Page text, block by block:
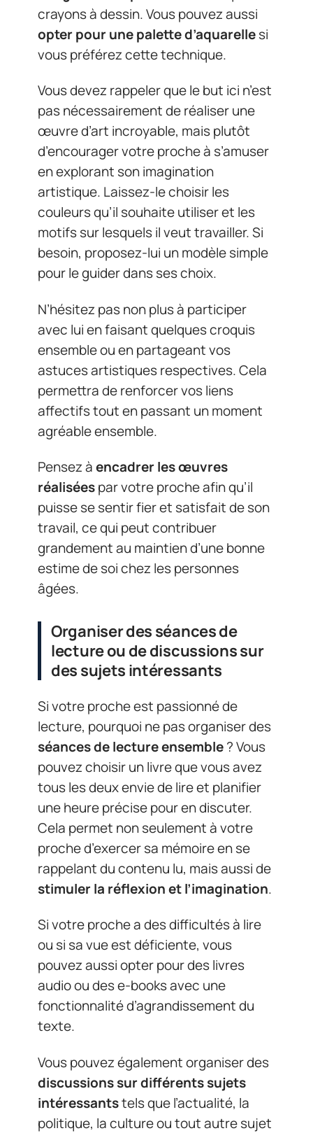
crayons à dessin. Vous pouvez aussi
opter pour une palette d’aquarellesi
vous préférez cette technique.
Vous devez rappeler que le but ici n’est
pas nécessairement de réaliser une
œuvre d’art incroyable, mais plutôt
d’encourager votre proche à s’amuser
en explorant son imagination
artistique. Laissez-le choisir les
couleurs qu’il souhaite utiliser et les
motifs sur lesquels il veut travailler. Si
besoin, proposez-lui un modèle simple
pour le guider dans ses choix.
N’hésitez pas non plus à participer
avec lui en faisant quelques croquis
ensemble ou en partageant vos
astuces artistiques respectives. Cela
permettra de renforcer vos liens
affectifs tout en passant un moment
agréable ensemble.
Pensez àencadrer les œuvres
réaliséespar votre proche afin qu’il
puisse se sentir fier et satisfait de son
travail, ce qui peut contribuer
grandement au maintien d’une bonne
estime de soi chez les personnes
âgées.
Organiser des séances de
lecture ou de discussions sur
des sujets intéressants
Si votre proche est passionné de
lecture, pourquoi ne pas organiser des
séances de lecture ensemble? Vous
pouvez choisir un livre que vous avez
tous les deux envie de lire et planifier
une heure précise pour en discuter.
Cela permet non seulement à votre
proche d’exercer sa mémoire en se
rappelant du contenu lu, mais aussi de
stimuler la réflexion et l’imagination.
Si votre proche a des difficultés à lire
ou si sa vue est déficiente, vous
pouvez aussi opter pour des livres
audio ou des e-books avec une
fonctionnalité d’agrandissement du
texte.
Vous pouvez également organiser des
discussions sur différents sujets
intéressantstels que l’actualité, la
politique, la culture ou tout autre sujet